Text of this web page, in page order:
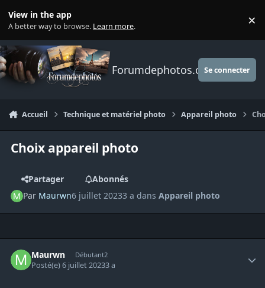
View in the app
A better way to browse. Learn more. ×
Forumdephotos.comSe connecter
Accueil Technique et matériel photo Appareil photo
Choix appareil photo
Partager
Abonnés
Par Maurwn6 juillet 20233 a dansAppareil photo
Maurwn Débutant2
Posté(e)6 juillet 20233 a